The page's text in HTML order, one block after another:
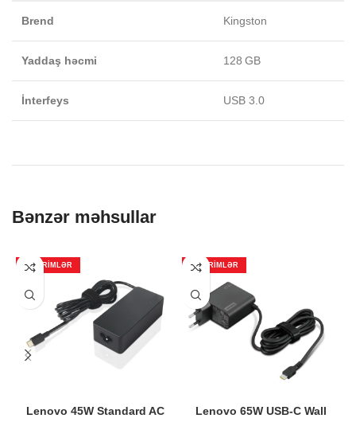
Brend Kingston
Yaddaş həcmi 128 GB
İnterfeys USB 3.0
Bənzər məhsullar
ENDIRIMLƏR
Lenovo 45W Standard AC
ENDIRIMLƏR
Lenovo 65W USB-C Wall